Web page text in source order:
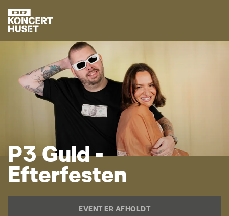
P3Guld-
Efterfesten
EVENT ER AFHOLDT